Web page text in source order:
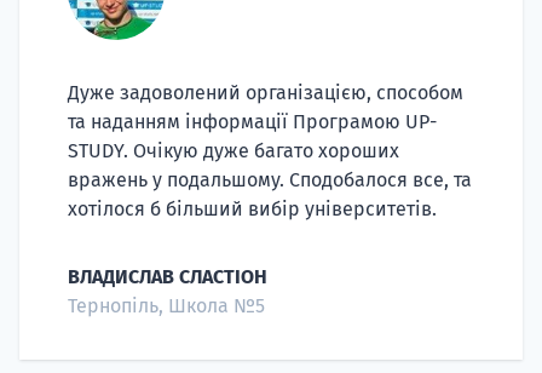
Дуже задоволений організацією, способом
та наданням інформації Програмою UP-
STUDY. Очікую дуже багато хороших
вражень у подальшому. Сподобалося все, та
хотілося б більший вибір університетів.
ВЛАДИСЛАВ СЛАСТІОН
Тернопіль, Школа №5